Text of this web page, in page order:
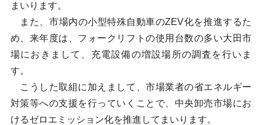
まいります。
また、市場内の小型特殊自動車のZEV化を推進するた
め、来年度は、フォークリフトの使用台数の多い大田市
場におきまして、充電設備の増設場所の調査を行いま
す。
こうした取組に加えまして、市場業者の省エネルギー
対策等への支援を行っていくことで、中央卸売市場にお
けるゼロエミッション化を推進してまいります。